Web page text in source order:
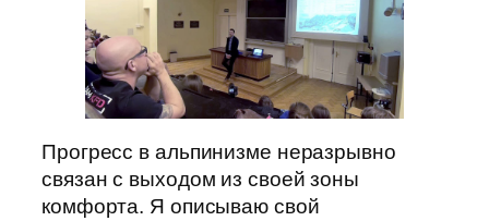
Прогресс в альпинизме неразрывно
связан с выходом из своей зоны
комфорта. Я описываю свой